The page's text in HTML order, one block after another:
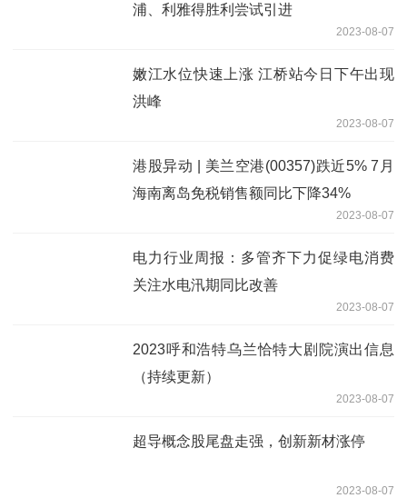
浦、利雅得胜利尝试引进
2023-08-07
嫩江水位快速上涨 江桥站今日下午出现
洪峰
2023-08-07
港股异动 | 美兰空港(00357)跌近5% 7月
海南离岛免税销售额同比下降34%
2023-08-07
电力行业周报：多管齐下力促绿电消费
关注水电汛期同比改善
2023-08-07
2023呼和浩特乌兰恰特大剧院演出信息
（持续更新）
2023-08-07
超导概念股尾盘走强，创新新材涨停
2023-08-07